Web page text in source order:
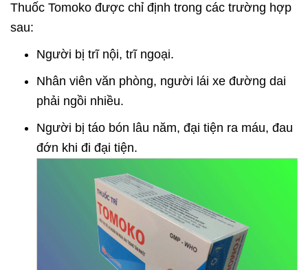
Thuốc Tomoko được chỉ định trong các trường hợp
sau:
Người bị trĩ nội, trĩ ngoại.
Nhân viên văn phòng, người lái xe đường dai
phải ngồi nhiều.
Người bị táo bón lâu năm, đại tiện ra máu, đau
đớn khi đi đại tiện.